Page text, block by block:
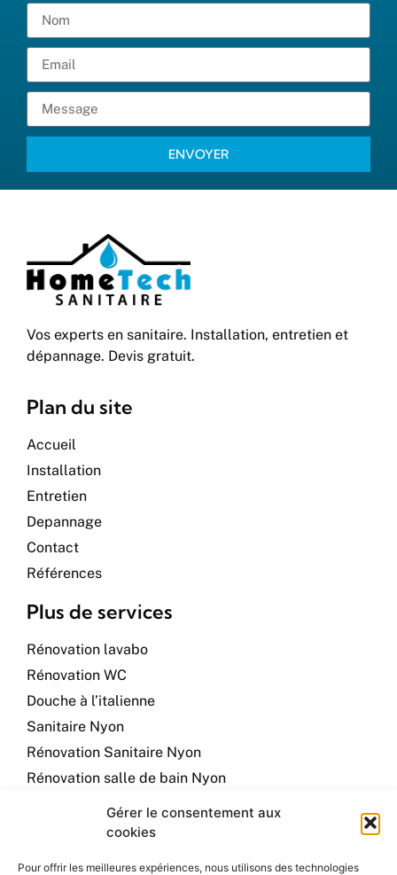
Gérer le consentement aux
cookies
Pour offrir les meilleures expériences, nous utilisons des technologies
ENVOYER
Vos experts en sanitaire. Installation, entretien et
dépannage. Devis gratuit.
Plan du site
Accueil
Installation
Entretien
Depannage
Contact
Références
Plus de services
Rénovation lavabo
Rénovation WC
Douche à l’italienne
Sanitaire Nyon
Rénovation Sanitaire Nyon
Rénovation salle de bain Nyon
Plombier à Nyon
Plumber in Nyon
Contact info